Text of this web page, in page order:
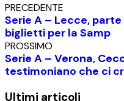
PRECEDENTE
Serie A – Lecce,
biglietti per la Samp
PROSSIMO
Serie A – Verona,
testimoniano che ci
Ultimi articoli